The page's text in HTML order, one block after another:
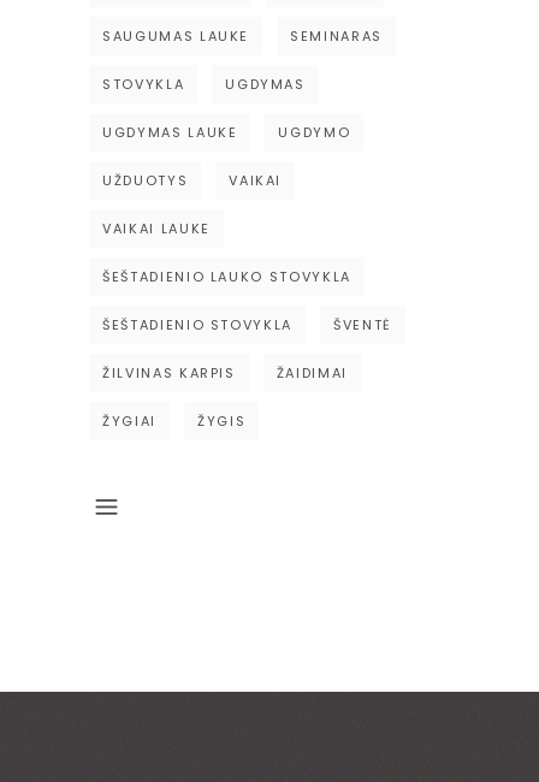
SAUGUMAS LAUKE SEMINARAS
STOVYKLA UGDYMAS
UGDYMAS LAUKE UGDYMO
UŽDUOTYS VAIKAI
VAIKAI LAUKE
ŠEŠTADIENIO LAUKO STOVYKLA
ŠEŠTADIENIO STOVYKLA ŠVENTĖ
ŽILVINAS KARPIS ŽAIDIMAI
ŽYGIAI ŽYGIS